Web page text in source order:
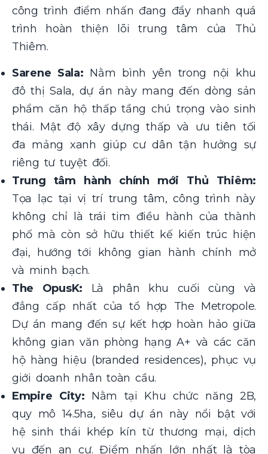
công trình điểm nhấn đang đẩy nhanh quá
trình hoàn thiện lõi trung tâm của Thủ
Thiêm.
Sarene Sala: Nằm bình yên trong nội khu
đô thị Sala, dự án này mang đến dòng sản
phẩm căn hộ thấp tầng chú trọng vào sinh
thái. Mật độ xây dựng thấp và ưu tiên tối
đa mảng xanh giúp cư dân tận hưởng sự
riêng tư tuyệt đối.
Trung tâm hành chính mới Thủ Thiêm:
Tọa lạc tại vị trí trung tâm, công trình này
không chỉ là trái tim điều hành của thành
phố mà còn sở hữu thiết kế kiến trúc hiện
đại, hướng tới không gian hành chính mở
và minh bạch.
The OpusK: Là phân khu cuối cùng và
đẳng cấp nhất của tổ hợp The Metropole.
Dự án mang đến sự kết hợp hoàn hảo giữa
không gian văn phòng hạng A+ và các căn
hộ hàng hiệu (branded residences), phục vụ
giới doanh nhân toàn cầu.
Empire City: Nằm tại Khu chức năng 2B,
quy mô 14.5ha, siêu dự án này nổi bật với
hệ sinh thái khép kín từ thương mại, dịch
vụ đến an cư. Điểm nhấn lớn nhất là tòa